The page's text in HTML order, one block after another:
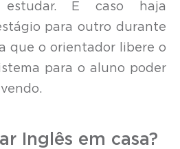
estudar. E caso haja
para outro durante
que o orientador libere o
para o aluno poder
Inglês em casa?